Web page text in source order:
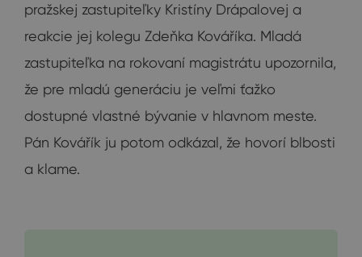
pražskej zastupiteľky Kristíny Drápalovej a
reakcie jej kolegu Zdeňka Kováříka. Mladá
zastupiteľka na rokovaní magistrátu upozornila,
že pre mladú generáciu je veľmi ťažko
dostupné vlastné bývanie v hlavnom meste.
Pán Kovářík ju potom odkázal, že hovorí blbosti
a klame.